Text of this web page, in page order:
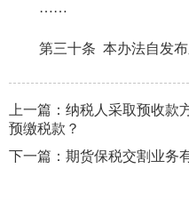
……
第三十条 本办法自发布
上一篇： 纳税人采取预收款
预缴税款？
下一篇： 期货保税交割业务